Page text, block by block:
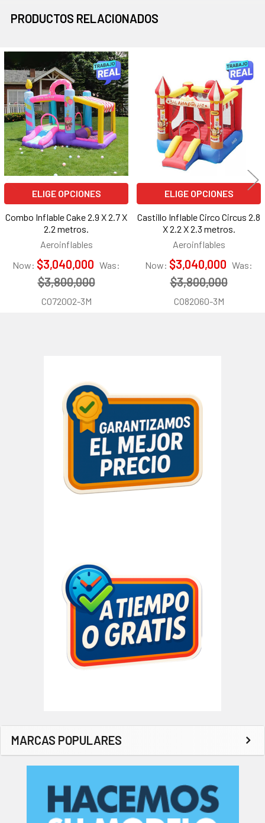
MARCAS POPULARES
PRODUCTOS RELACIONADOS
Productos
relacionados
ELIGE OPCIONES
Combo Inflable Cake 2.9 X 2.7 X
2.2 metros.
Aeroinflables
Now: $3,040,000 Was:
$3,800,000
CO72002-3M
ELIGE OPCIONES
Castillo Inflable Circo Circus 2.8
X 2.2 X 2.3 metros.
Aeroinflables
Now: $3,040,000 Was:
$3,800,000
CO82060-3M